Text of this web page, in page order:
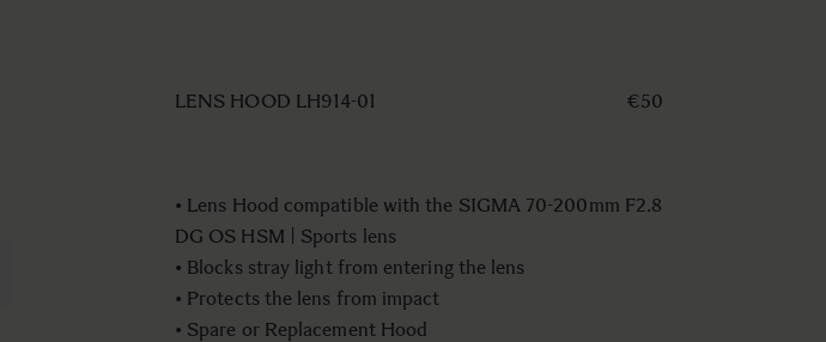
LENS HOOD LH914-01 €50
• Lens Hood compatible with the SIGMA 70-200mm F2.8
DG OS HSM | Sports lens
• Blocks stray light from entering the lens
• Protects the lens from impact
• Spare or Replacement Hood